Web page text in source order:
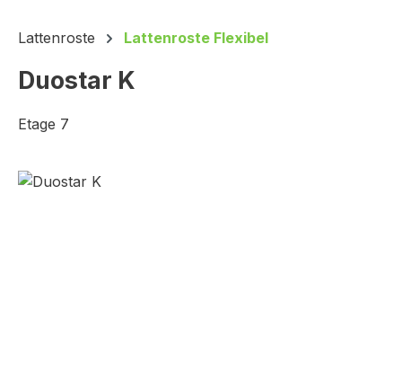
Lattenroste Lattenroste Flexibel
Duostar K
Etage 7
Bildergalerie überspringen